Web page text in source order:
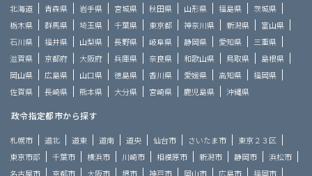
北海道 青森県 岩手県 宮城県 秋田県 山形県 福島県
茨城県
栃木県
群馬県 埼玉県 千葉県 東京都 神奈川県 新潟県
富山県
石川県
福井県 山梨県 長野県 岐阜県 静岡県 愛知県
三重県
滋賀県
京都府 大阪府 兵庫県 奈良県 和歌山県 鳥取県
島根県
岡山県
広島県 山口県 徳島県 香川県 愛媛県 高知県
福岡県
佐賀県
長崎県 熊本県 大分県 宮崎県 鹿児島県 沖縄県
政令指定都市から探す
札幌市 道北 道東 道南 道央 仙台市 さいたま市
東京２３区
東京市部
千葉市 横浜市 川崎市 相模原市 新潟市 静岡市
浜松市
名古屋市
京都市 大阪市 堺市 神戸市 岡山市 広島市 福岡市